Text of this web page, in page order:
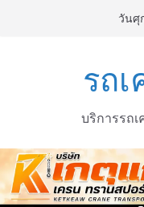
วันศุ
รถ
บริการรถ